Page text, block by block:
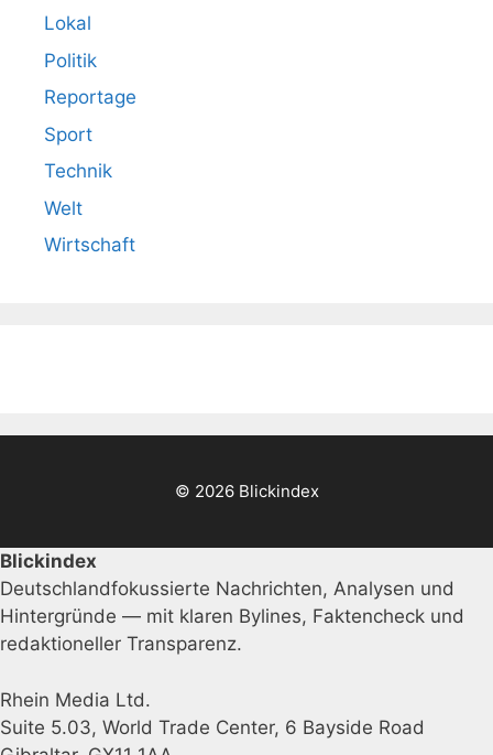
Lokal
Politik
Reportage
Sport
Technik
Welt
Wirtschaft
© 2026 Blickindex
Blickindex
Deutschlandfokussierte Nachrichten, Analysen und
Hintergründe — mit klaren Bylines, Faktencheck und
redaktioneller Transparenz.
Rhein Media Ltd.
Suite 5.03, World Trade Center, 6 Bayside Road